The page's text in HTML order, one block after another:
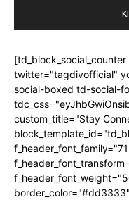
twitter="tagdivofficial"
social-boxed td-social-
custom_title="Stay